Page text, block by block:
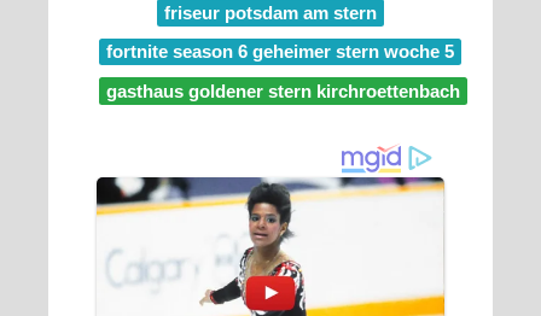
friseur potsdam am stern
fortnite season 6 geheimer stern woche 5
gasthaus goldener stern kirchroettenbach